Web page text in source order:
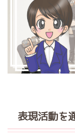
表現活動を